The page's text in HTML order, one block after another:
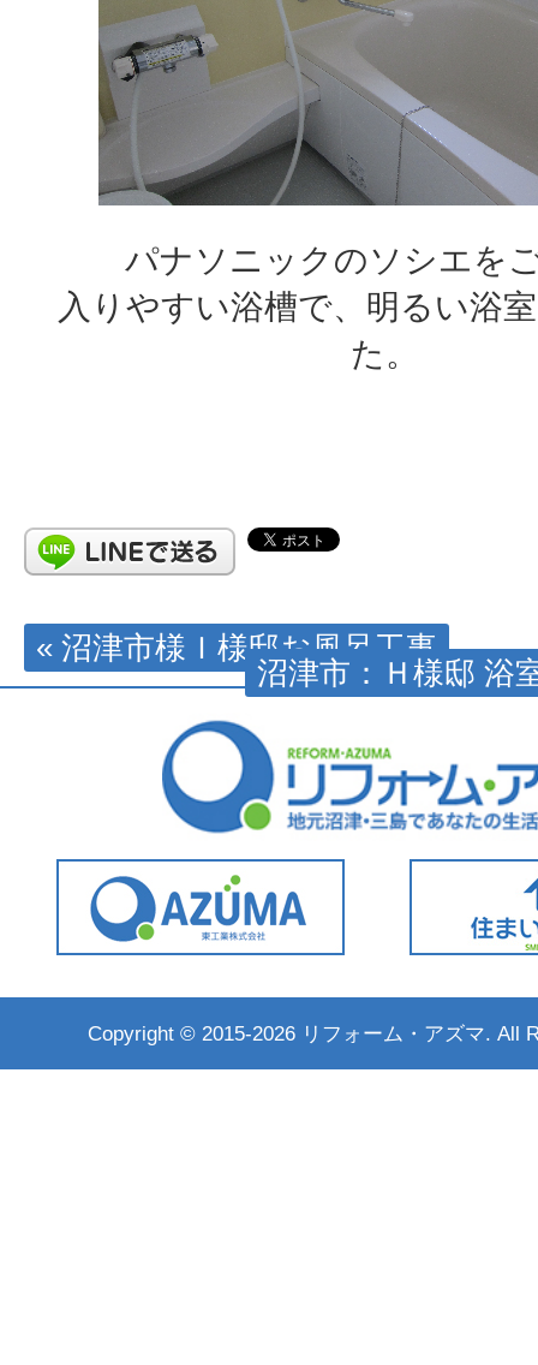
パナソニックのソシエを
入りやすい浴槽で、明るい浴
た。
« 沼津市様Ｉ様邸お風呂工事
沼津市：Ｈ様邸 浴
Copyright © 2015-2026 リフォーム・アズマ. All